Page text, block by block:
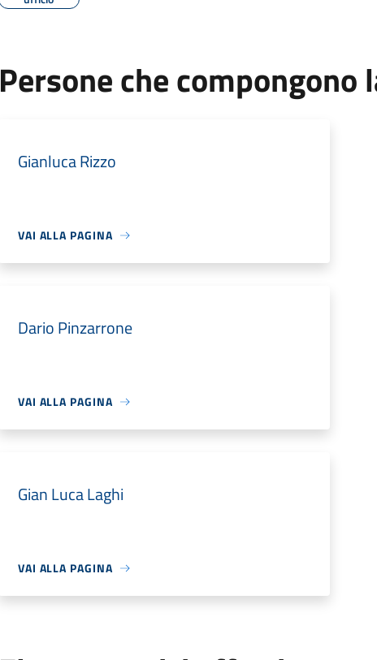
Persone che
Gianluca Rizzo
VAI ALLA PAGINA
Dario Pinzarrone
VAI ALLA PAGINA
Gian Luca Laghi
VAI ALLA PAGINA